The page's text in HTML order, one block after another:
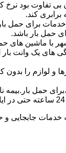
تفاوت بود نرخ
برابری کند.
برای حمل بار
حمل بار باشد.
با ماشین های
یک وانت بار
و لوازم را
حمل
جابجایی و